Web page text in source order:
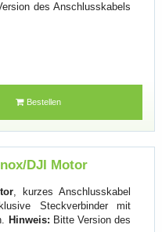
des Anschlusskabels
Bestellen
DJI Motor
, kurzes Anschlusskabel
Steckverbinder mit
Hinweis: Bitte Version des